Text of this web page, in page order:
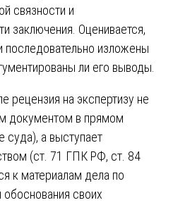
связности и
заключения. Оценивается,
последовательно изложены
ли его выводы.
рецензия на экспертизу не
документом в прямом
суда), а выступает
(ст. 71 ГПК РФ, ст. 84
к материалам дела по
своих